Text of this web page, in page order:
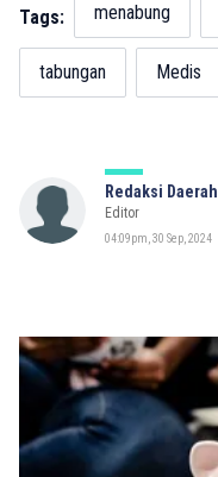
Tags: menabung
tabungan Medis
Redaksi Daerah
Editor
04:09pm, 30 Sep, 2024